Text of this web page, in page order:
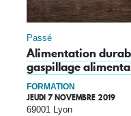
Passé
Alimentation
gaspillage
FORMATION
JEUDI 7 NOVEMBRE 2019
69001 Lyon